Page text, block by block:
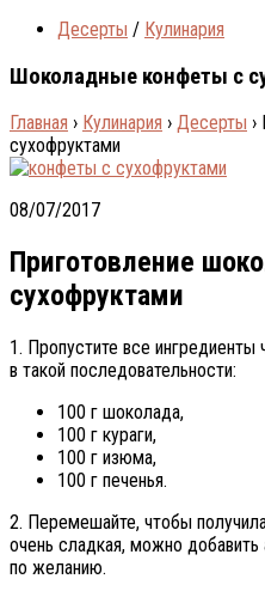
Десерты / Кулинария
Шоколадные конфеты с
Главная › Кулинария › Десерты ›
сухофруктами
08/07/2017
Приготовление
сухофруктами
1. Пропустите все
в такой последовательности:
100 г шоколада,
100 г кураги,
100 г изюма,
100 г печенья.
2. Перемешайте, чтобы
очень сладкая, можно
по желанию.